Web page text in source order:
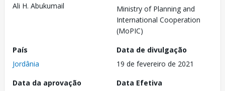
Ali H. Abukumail
Ministry of Planning and
International Cooperation
(MoPIC)
País
Jordânia
Data de divulgação
19 de fevereiro de 2021
Data da aprovação
Data Efetiva